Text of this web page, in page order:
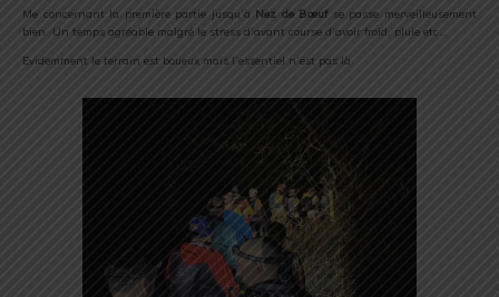
Me concernant la première partie jusqu’à Nez de Bœufse passe merveilleusement
bien. Un temps agréable malgré le stress d’avant course d’avoir froid, pluie etc…
Evidemment le terrain est boueux mais l’essentiel n’est pas là.